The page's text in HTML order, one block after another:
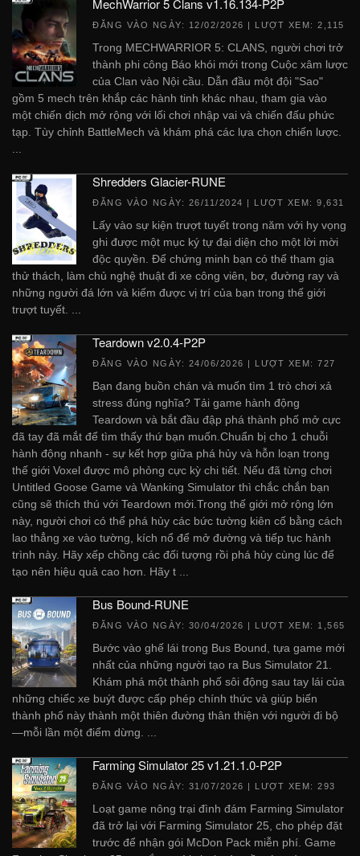
ĐĂNG VÀO NGÀY: 12/02/2026 | LƯỢT XEM: 2,115
Trong MECHWARRIOR 5: CLANS, người chơi trở
thành phi công Báo khói mới trong Cuộc xâm lược
của Clan vào Nội cầu. Dẫn đầu một đội "Sao"
gồm 5 mech trên khắp các hành tinh khác nhau, tham gia vào
một chiến dịch mở rộng với lối chơi nhập vai và chiến đấu phức
tạp. Tùy chỉnh BattleMech và khám phá các lựa chọn chiến lược.
Shredders Glacier-RUNE
ĐĂNG VÀO NGÀY: 26/11/2024 | LƯỢT XEM: 9,631
Lấy vào sự kiện trượt tuyết trong năm với hy vọng
ghi được một mục ký tự đại diện cho một lời mời
độc quyền. Để chứng minh bạn có thể tham gia
thử thách, làm chủ nghệ thuật đi xe công viên, bơ, đường ray và
những người đá lớn và kiếm được vị trí của bạn trong thế giới
trượt tuyết. ...
Teardown v2.0.4-P2P
ĐĂNG VÀO NGÀY: 24/06/2026 | LƯỢT XEM: 727
Bạn đang buồn chán và muốn tìm 1 trò chơi xả
stress đúng nghĩa? Tải game hành động
Teardown và bắt đầu đập phá thành phố mở cực
đã tay đã mắt để tìm thấy thứ bạn muốn.Chuẩn bị cho 1 chuỗi
hành động nhanh - sự kết hợp giữa phá hủy và hỗn loạn trong
thế giới Voxel được mô phỏng cực kỳ chi tiết. Nếu đã từng chơi
Untitled Goose Game và Wanking Simulator thì chắc chắn bạn
cũng sẽ thích thú với Teardown mới.Trong thế giới mở rộng lớn
này, người chơi có thể phá hủy các bức tường kiên cố bằng cách
lao thẳng xe vào tường, kích nổ để mở đường và tiếp tục hành
trình này. Hãy xếp chồng các đối tượng rồi phá hủy cùng lúc để
tạo nên hiệu quả cao hơn. Hãy t ...
Bus Bound-RUNE
ĐĂNG VÀO NGÀY: 30/04/2026 | LƯỢT XEM: 1,565
Bước vào ghế lái trong Bus Bound, tựa game mới
nhất của những người tạo ra Bus Simulator 21.
Khám phá một thành phố sôi động sau tay lái của
những chiếc xe buýt được cấp phép chính thức và giúp biến
thành phố này thành một thiên đường thân thiện với người đi bộ
—mỗi lần một điểm dừng. ...
Farming Simulator 25 v1.21.1.0-P2P
ĐĂNG VÀO NGÀY: 31/07/2026 | LƯỢT XEM: 293
Loạt game nông trại đình đám Farming Simulator
đã trở lại với Farming Simulator 25, cho phép đặt
trước để nhận gói McDon Pack miễn phí. Game